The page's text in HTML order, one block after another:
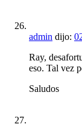
admin dijo:
Ray,
eso. Tal vez
Saludos